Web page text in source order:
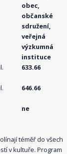
obec,
občanské
sdružení,
veřejná
výzkumná
instituce
633.66
646.66
ne
téměř do všech
v kultuře. Program